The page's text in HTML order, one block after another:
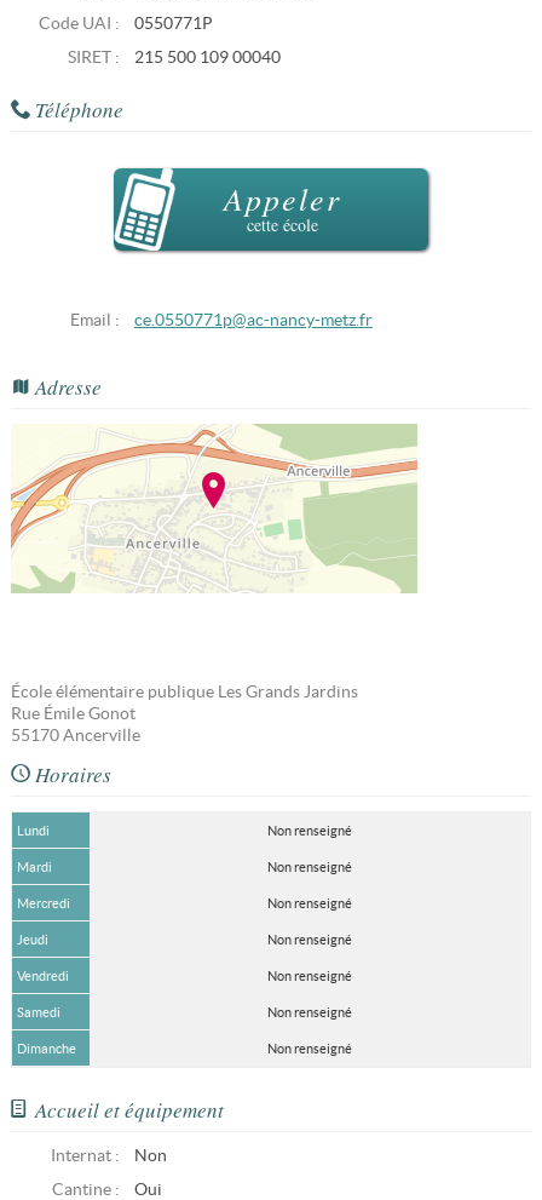
Code UAI :
0550771P
SIRET :
215 500 109 00040
Téléphone
Appeler
cette école
Email : ce.0550771p@ac-nancy-metz.fr
Adresse
École élémentaire publique Les Grands Jardins
Rue Émile Gonot
55170 Ancerville
Horaires
Lundi Non renseigné
Mardi Non renseigné
Mercredi Non renseigné
Jeudi Non renseigné
Vendredi Non renseigné
Samedi Non renseigné
Dimanche Non renseigné
Accueil et équipement
Internat :
Non
Cantine :
Oui